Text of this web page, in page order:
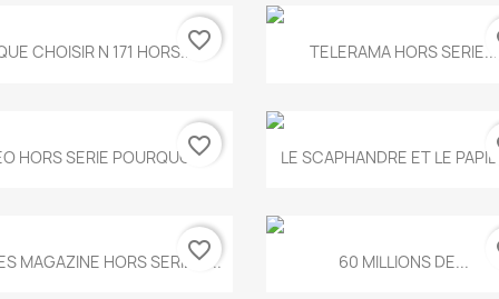
Aperçu rapide
CHOISIR N 171 HORS...favorite_border Aperçu rapide
TELERAMA HORS SERIE...
Aperçu rapide
HORS SERIE POURQUOI...
favorite_border Aperçu rapide
LE SCAPHANDRE ET LE
Aperçu rapide
MAGAZINE HORS SERIE N...
favorite_border Aperçu rapide
60 MILLIONS DE...